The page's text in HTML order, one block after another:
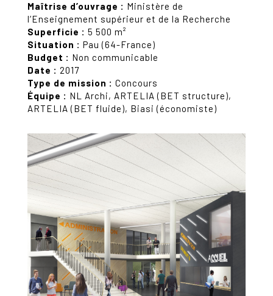
Maîtrise d’ouvrage : Ministère de
l’Enseignement supérieur et de la Recherche
Superficie : 5 500 m²
Situation : Pau (64-France)
Budget : Non communicable
Date : 2017
Type de mission : Concours
Équipe : NL Archi, ARTELIA (BET structure),
ARTELIA (BET fluide), Biasi (économiste)